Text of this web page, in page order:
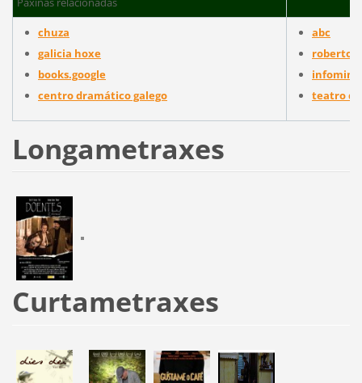
chuza
galicia hoxe
books.google
centro dramático galego
abc
roberto
teatro
Longametraxes
Curtametraxes